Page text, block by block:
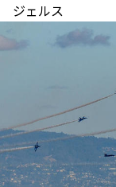
ジェルス